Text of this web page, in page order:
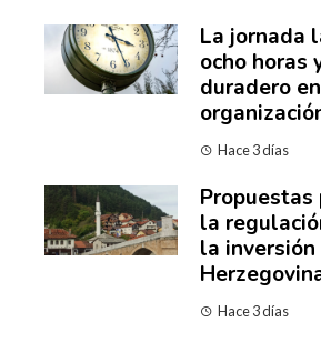
La jornada
ocho horas
duradero
Hace 3 días
Propuestas
la
la inversión
Hace 3 días